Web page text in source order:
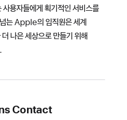
자들에게 획기적인 서비스를
Apple의 임직원은 세계
나은 세상으로 만들기 위해
Contact